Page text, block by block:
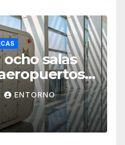
salas
ENTORNO